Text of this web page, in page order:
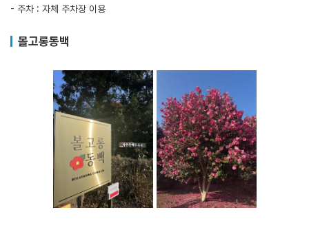
- 주차 : 자체 주차장 이용
볼고롱동백